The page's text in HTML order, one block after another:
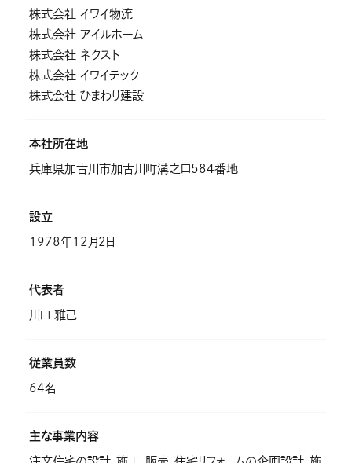
株式会社 イワイ物流
株式会社 アイルホーム
株式会社 ネクスト
株式会社 イワイテック
株式会社 ひまわり建設
本社所在地
兵庫県加古川市加古川町溝之口584番地
設立
1978年12月2日
代表者
川口 雅己
従業員数
64名
主な事業内容